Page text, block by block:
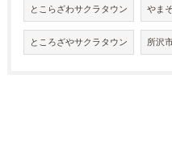
とこらざわサクラタウン やま
ところざやサクラタウン 所沢